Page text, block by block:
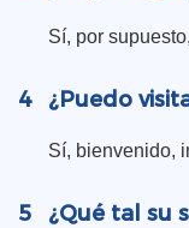
Sí, por
4 ¿Puedo
Sí, bienvenido,
5 ¿Qué tal su